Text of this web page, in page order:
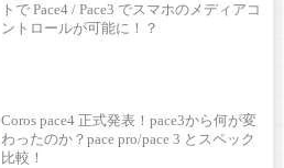
トで Pace4 / Pace3 でスマホのメディアコ
ントロールが可能に！？
Coros pace4 正式発表！pace3から何が変
わったのか？pace pro/pace 3 とスペック
比較！